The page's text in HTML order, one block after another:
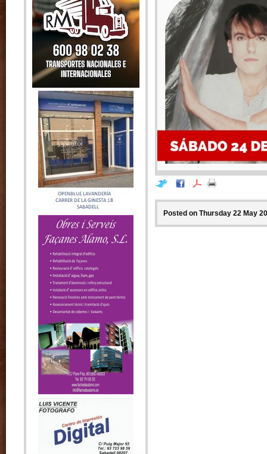
Posted on Thursday 22 May